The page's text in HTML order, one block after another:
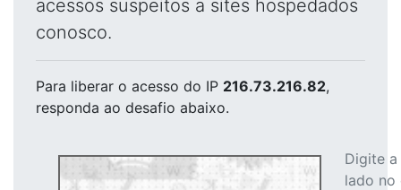
acessos suspeitos a sites hospedados
conosco.
Para liberar o acesso do IP 216.73.216.82,
responda ao desafio abaixo.
Digite
lado no